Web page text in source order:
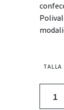
TALLA